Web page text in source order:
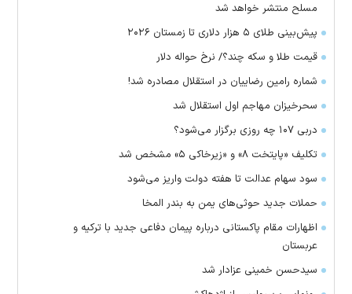
مسلح منتشر خواهد شد
پیش‌بینی طلای ۵ هزار دلاری تا زمستان ۲۰۲۶
قیمت طلا و سکه چند؟/ نرخ حواله دلار
شماره رامین رضاییان در استقلال مصادره شد!
سحرخیزان مهاجم اول استقلال شد
دربی ۱۰۷ چه روزی برگزار می‌شود؟
تکلیف «پایتخت ۸» و «زیرخاکی ۵» مشخص شد
سود سهام عدالت تا هفته دولت واریز می‌شود
حملات جدید حوثی‌های یمن به بندر المخا
اظهارات مقام پاکستانی درباره پیمان دفاعی جدید با ترکیه و
عربستان
سیدحسن خمینی عزادار شد